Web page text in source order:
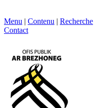
Menu | Contenu | Recherche
Contact